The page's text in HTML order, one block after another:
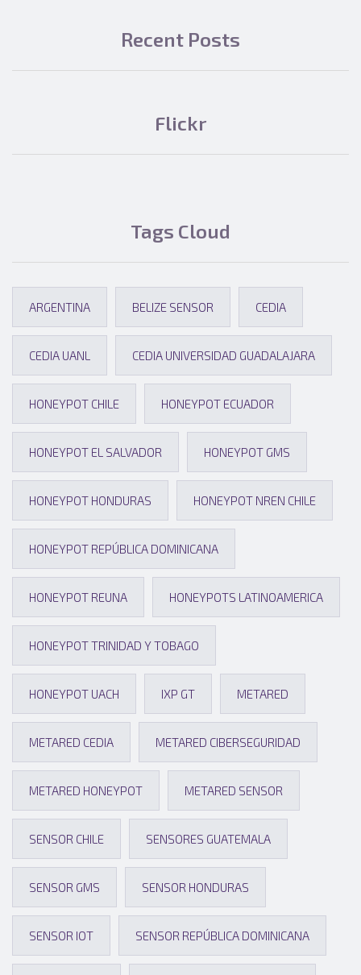
Recent Posts
Flickr
Tags Cloud
ARGENTINA BELIZE SENSOR CEDIA
CEDIA UANL CEDIA UNIVERSIDAD GUADALAJARA
HONEYPOT CHILE HONEYPOT ECUADOR
HONEYPOT EL SALVADOR HONEYPOT GMS
HONEYPOT HONDURAS HONEYPOT NREN CHILE
HONEYPOT REPÚBLICA DOMINICANA
HONEYPOT REUNA HONEYPOTS LATINOAMERICA
HONEYPOT TRINIDAD Y TOBAGO
HONEYPOT UACH IXP GT METARED
METARED CEDIA METARED CIBERSEGURIDAD
METARED HONEYPOT METARED SENSOR
SENSOR CHILE SENSORES GUATEMALA
SENSOR GMS SENSOR HONDURAS
SENSOR IOT SENSOR REPÚBLICA DOMINICANA